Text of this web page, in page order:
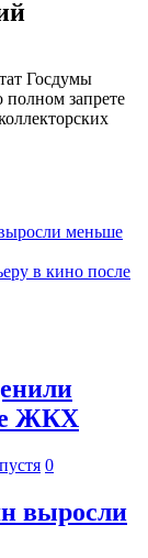
Госдумы
запрете
меньше
в кино после
ЖКХ
0
выросли